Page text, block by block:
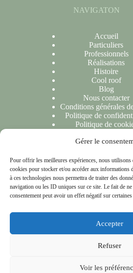
Gérer le
Pour offrir les meilleures expériences, nous utilisons
cookies pour stocker et/ou accéder aux informations
à ces technologies nous permettra de traiter des
navigation ou les ID uniques sur ce site. Le fait de
consentement peut avoir un effet négatif sur
Accepter
Refuser
Voir les
NAVIGATON
Accueil
Particuliers
Professionnels
Réalisations
Histoire
Cool roof
Blog
Nous contacter
Conditions générales
Politique de
Politique de
Nous sommes ravis de répondre à
questions. N'hésitez pas à nous
répondrons dans les 24 heures suivant
message.
NOTRE
Copyright © 2026 - Les